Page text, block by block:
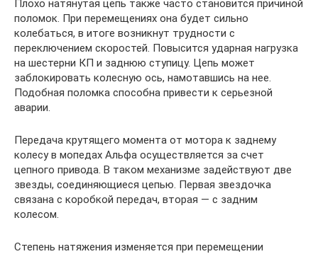
Плохо натянутая цепь также часто становится причиной
поломок. При перемещениях она будет сильно
колебаться, в итоге возникнут трудности с
переключением скоростей. Повысится ударная нагрузка
на шестерни КП и заднюю ступицу. Цепь может
заблокировать колесную ось, намотавшись на нее.
Подобная поломка способна привести к серьезной
аварии.
Передача крутящего момента от мотора к заднему
колесу в мопедах Альфа осуществляется за счет
цепного привода. В таком механизме задействуют две
звезды, соединяющиеся цепью. Первая звездочка
связана с коробкой передач, вторая — с задним
колесом.
Степень натяжения изменяется при перемещении